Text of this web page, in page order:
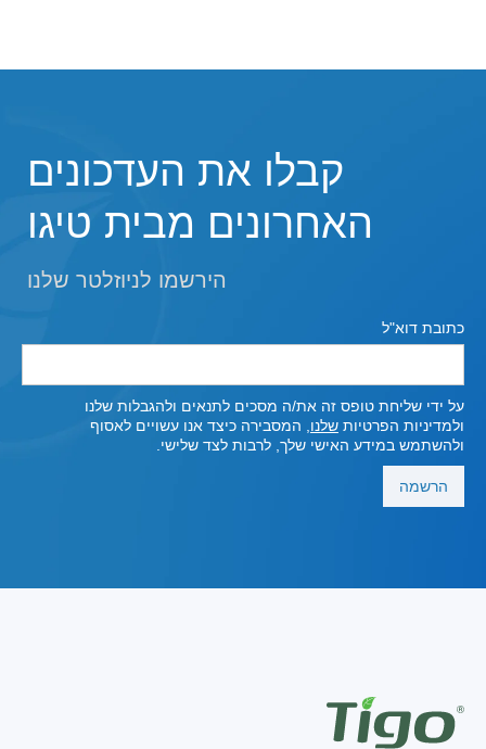
קבלו את העדכונים
האחרונים מבית טיגו
הירשמו לניוזלטר שלנו
כתובת דוא"ל
על ידי שליחת טופס זה את/ה מסכים לתנאים ולהגבלות שלנו
ולמדיניות הפרטיות שלנו,
המסבירה כיצד אנו עשויים לאסוף
ולהשתמש במידע האישי שלך, לרבות לצד שלישי.